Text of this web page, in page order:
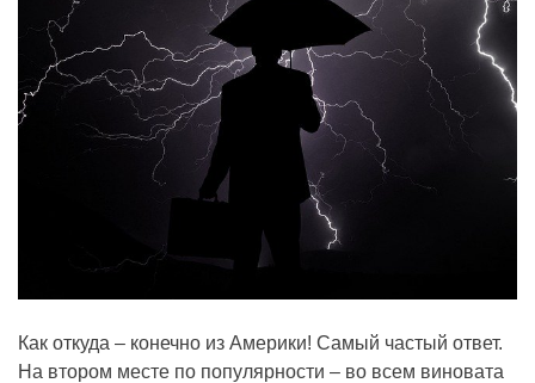
Как откуда – конечно из Америки! Самый частый ответ.
На втором месте по популярности – во всем виновата